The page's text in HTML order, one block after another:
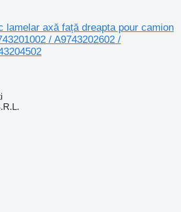
lamelar axă față dreapta pour camion
/ A9743202602 /